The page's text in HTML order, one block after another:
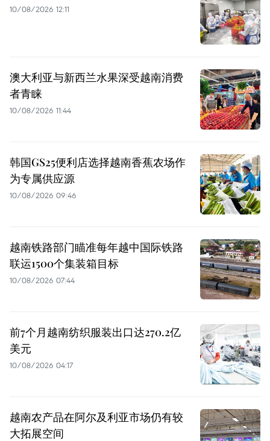
10/08/2026 12:11
澳大利亚与新西兰水果深受越南消费
者青睐
10/08/2026 11:44
韩国GS25便利店选择越南香蕉农场作
为专属供应源
10/08/2026 09:46
越南铁路部门瞄准每年越中国际铁路
联运1500个集装箱目标
10/08/2026 07:44
前7个月越南纺织服装出口达270.2亿
美元
10/08/2026 04:17
越南农产品在阿尔及利亚市场仍有较
大拓展空间